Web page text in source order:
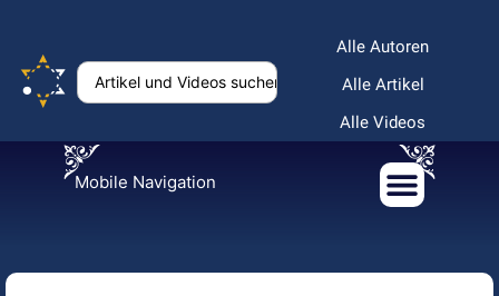
Alle Autoren
Alle Artikel
Alle Videos
Mobile Navigation